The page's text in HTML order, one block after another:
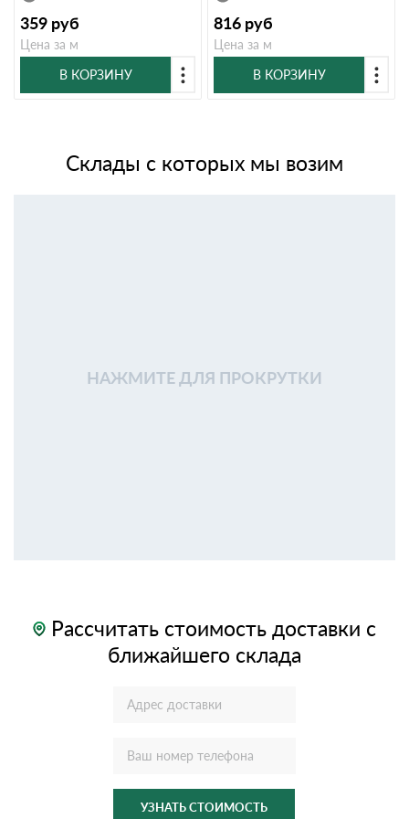
359 руб
Цена за м
В КОРЗИНУ
816 руб
Цена за м
В КОРЗИНУ
Склады с которых мы возим
НАЖМИТЕ ДЛЯ ПРОКРУТКИ
Рассчитать стоимость доставки с
ближайшего склада
УЗНАТЬ СТОИМОСТЬ